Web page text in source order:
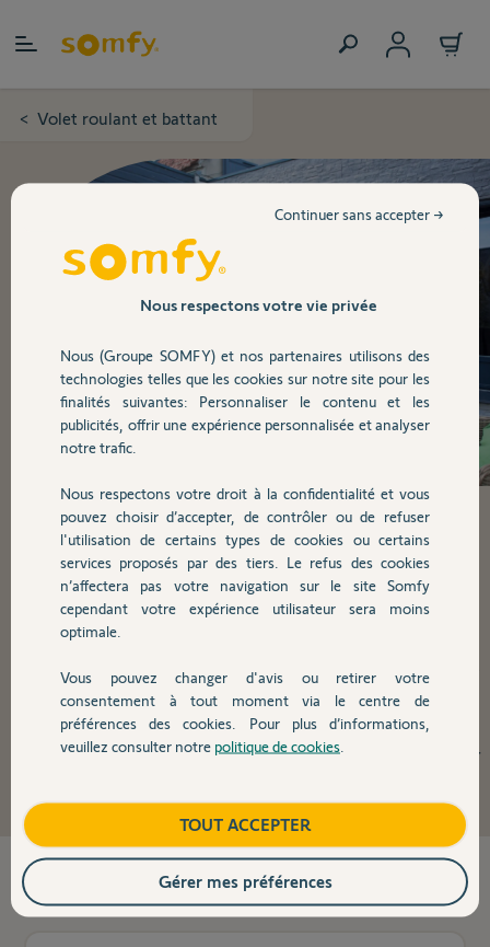
> Volet roulant et battant
Motorisations de volet
battant
PVC ou aluminium… vos volets battants de fenêtres
peuvent se motoriser facilement grâce au modèle
Synapsia. Terminée la corvée de fermer vos volets le soir
3 produit(s) trouvé(s)
Nous respectons votre vie privée
Nous (Groupe SOMFY) et nos partenaires utilisons des
technologies telles que les cookies sur notre site pour les
finalités suivantes: Personnaliser le contenu et les
publicités, offrir une expérience personnalisée et analyser
notre trafic.
Nous respectons votre droit à la confidentialité et vous
pouvez choisir d’accepter, de contrôler ou de refuser
l'utilisation de certains types de cookies ou certains
services proposés par des tiers. Le refus des cookies
n’affectera pas votre navigation sur le site Somfy
cependant votre expérience utilisateur sera moins
optimale.
Vous pouvez changer d'avis ou retirer votre
consentement à tout moment via le centre de
préférences des cookies. Pour plus d’informations,
veuillez consulter notre politique de cookies
Continuer sans accepter →
TOUT ACCEPTER
Gérer mes préférences